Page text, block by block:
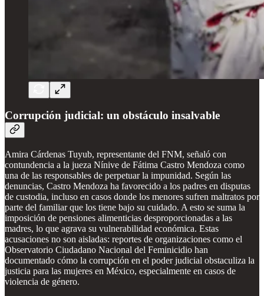
Corrupción judicial: un obstáculo insalvable
Amira Cárdenas Tuyub, representante del FNM, señaló con
contundencia a la jueza Nínive de Fátima Castro Mendoza como
una de las responsables de perpetuar la impunidad. Según las
denuncias, Castro Mendoza ha favorecido a los padres en disputas
de custodia, incluso en casos donde los menores sufren maltratos por
parte del familiar que los tiene bajo su cuidado. A esto se suma la
imposición de pensiones alimenticias desproporcionadas a las
madres, lo que agrava su vulnerabilidad económica. Estas
acusaciones no son aisladas: reportes de organizaciones como el
Observatorio Ciudadano Nacional del Feminicidio han
documentado cómo la corrupción en el poder judicial obstaculiza la
justicia para las mujeres en México, especialmente en casos de
violencia de género.